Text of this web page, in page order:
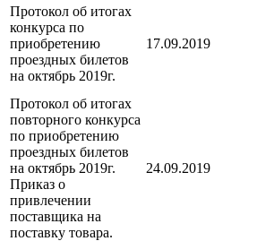
Протокол об итогах
конкурса по
приобретению
проездных билетов
на октябрь 2019г.
17.09.2019
Протокол об итогах
повторного конкурса
по приобретению
проездных билетов
на октябрь 2019г.
Приказ о
привлечении
поставщика на
поставку товара.
24.09.2019